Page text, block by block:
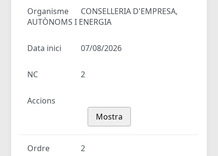
Organisme
CONSELLERIA D'EMPRESA,
AUTÒNOMS I ENERGIA
Data inici 07/08/2026
NC 2
Accions
Mostra
Ordre 2